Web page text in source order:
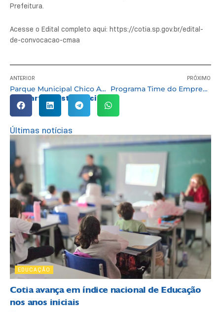
Prefeitura.
Acesse o Edital completo aqui: https://cotia.sp.gov.br/edital-
de-convocacao-cmaa
ANTERIOR
Parque Municipal Chico Anysio passa por reforma
PRÓXIMO
Programa Time do Emprego forma mais uma turma em Cotia
Compartilhe esta notícia:
Últimas notícias
EDUCAÇÃO
Cotia avança em índice nacional de Educação
nos anos iniciais